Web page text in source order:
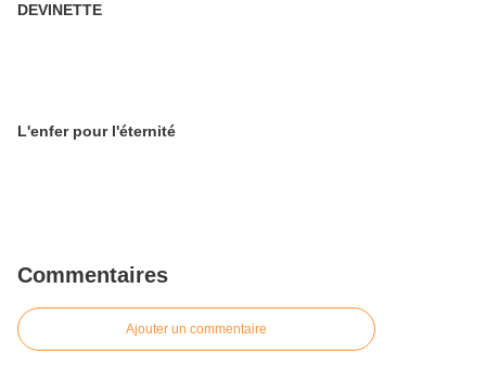
DEVINETTE
L'enfer pour l'éternité
Commentaires
Ajouter un commentaire